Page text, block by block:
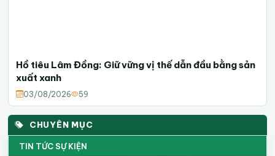
CHUYÊN MỤC
TIN TỨC SỰ KIỆN
Hồ tiêu Lâm Đồng: Giữ vững vị thế dẫn đầu bằng sản
xuất xanh
03/08/2026 59